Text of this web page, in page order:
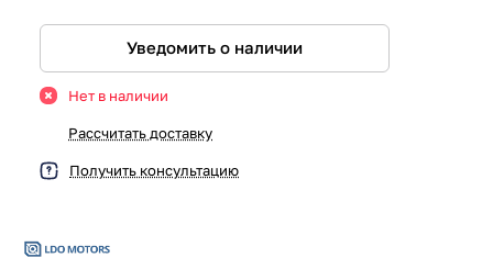
Уведомить о наличии
Нет в наличии
Рассчитать доставку
Получить консультацию